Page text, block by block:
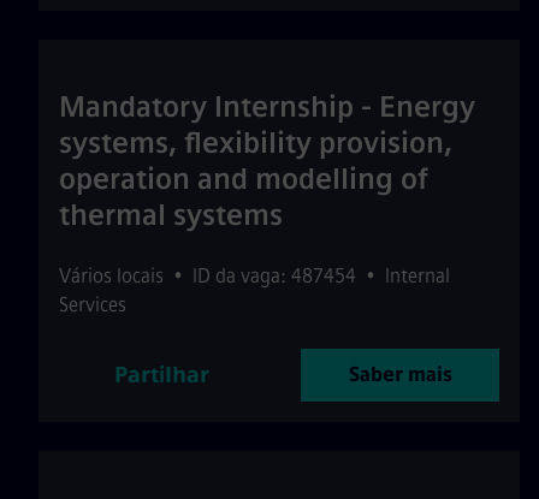
Mandatory Internship - Energy
systems, flexibility provision,
operation and modelling of
thermal systems
Vários locais • ID da vaga: 487454 • Internal
Services
Partilhar Saber mais